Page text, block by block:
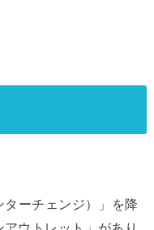
ーチェンジ）」を降